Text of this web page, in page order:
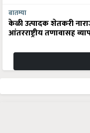
बातम्या
केळी उत्पादक शेतकरी
आंतरराष्ट्रीय तणावासह